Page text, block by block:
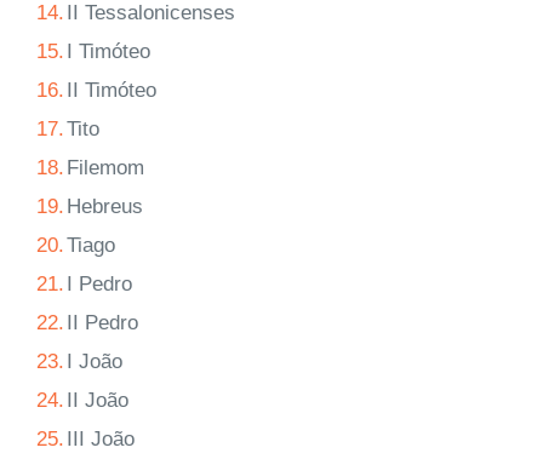
14. II Tessalonicenses
15. I Timóteo
16. II Timóteo
17.Tito
18. Filemom
19. Hebreus
20.Tiago
21. I Pedro
22. II Pedro
23. I João
24. II João
25. III João